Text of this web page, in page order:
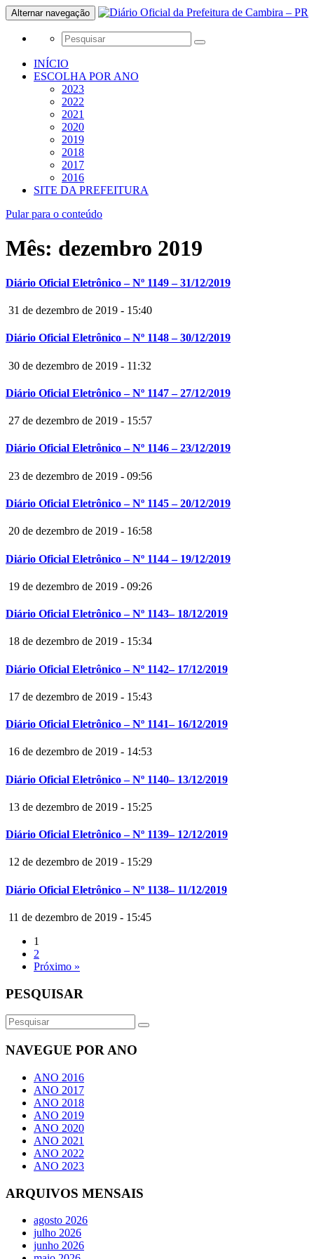
Alternar navegação
INÍCIO
ESCOLHA POR ANO
2023
2022
2021
2020
2019
2018
2017
2016
SITE DA PREFEITURA
Pular para o conteúdo
Mês: dezembro 2019
Diário Oficial Eletrônico – Nº 1149 – 31/12/2019
31 de dezembro de 2019 - 15:40
Diário Oficial Eletrônico – Nº 1148 – 30/12/2019
30 de dezembro de 2019 - 11:32
Diário Oficial Eletrônico – Nº 1147 – 27/12/2019
27 de dezembro de 2019 - 15:57
Diário Oficial Eletrônico – Nº 1146 – 23/12/2019
23 de dezembro de 2019 - 09:56
Diário Oficial Eletrônico – Nº 1145 – 20/12/2019
20 de dezembro de 2019 - 16:58
Diário Oficial Eletrônico – Nº 1144 – 19/12/2019
19 de dezembro de 2019 - 09:26
Diário Oficial Eletrônico – Nº 1143– 18/12/2019
18 de dezembro de 2019 - 15:34
Diário Oficial Eletrônico – Nº 1142– 17/12/2019
17 de dezembro de 2019 - 15:43
Diário Oficial Eletrônico – Nº 1141– 16/12/2019
16 de dezembro de 2019 - 14:53
Diário Oficial Eletrônico – Nº 1140– 13/12/2019
13 de dezembro de 2019 - 15:25
Diário Oficial Eletrônico – Nº 1139– 12/12/2019
12 de dezembro de 2019 - 15:29
Diário Oficial Eletrônico – Nº 1138– 11/12/2019
11 de dezembro de 2019 - 15:45
1
2
Próximo »
PESQUISAR
NAVEGUE POR ANO
ANO 2016
ANO 2017
ANO 2018
ANO 2019
ANO 2020
ANO 2021
ANO 2022
ANO 2023
ARQUIVOS MENSAIS
agosto 2026
julho 2026
junho 2026